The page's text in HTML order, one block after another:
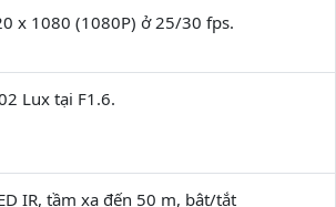
x 1080 (1080P) ở 25/30 fps.
Lux tại F1.6.
IR, tầm xa đến 50 m, bật/tắt